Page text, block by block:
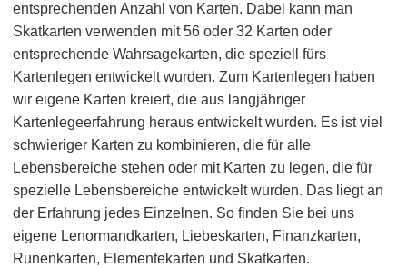
entsprechenden Anzahl von Karten. Dabei kann man
Skatkarten verwenden mit 56 oder 32 Karten oder
entsprechende Wahrsagekarten, die speziell fürs
Kartenlegen entwickelt wurden. Zum Kartenlegen haben
wir eigene Karten kreiert, die aus langjähriger
Kartenlegeerfahrung heraus entwickelt wurden. Es ist viel
schwieriger Karten zu kombinieren, die für alle
Lebensbereiche stehen oder mit Karten zu legen, die für
spezielle Lebensbereiche entwickelt wurden. Das liegt an
der Erfahrung jedes Einzelnen. So finden Sie bei uns
eigene Lenormandkarten, Liebeskarten, Finanzkarten,
Runenkarten, Elementekarten und Skatkarten.